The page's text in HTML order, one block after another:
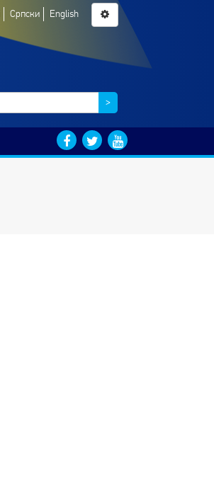
Српски English
>